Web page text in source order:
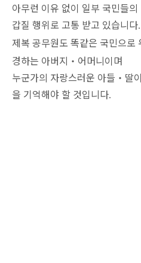
아무런 이유 없이 일부 국민들
갑질 행위로 고통 받고 있습니다.
제복 공무원도 똑같은 국민으로
경하는 아버지 ‧ 어머니이며
누군가의 자랑스러운 아들 ‧ 딸
을 기억해야 할 것입니다.